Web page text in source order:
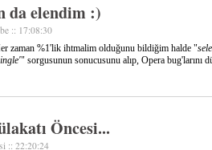
da elendim :)
:: 17:08:30
zaman %1'lik ihtmalim olduğunu bildiğim halde "
" sorgusunun sonucusunu alıp, Opera bug'larını
Öncesi...
:: 22:20:24